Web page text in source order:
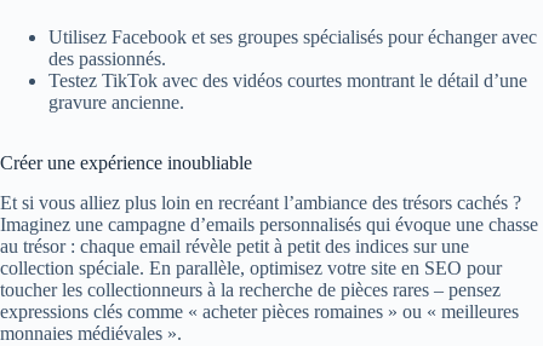
Utilisez Facebook et ses groupes spécialisés pour échanger avec
des passionnés.
Testez TikTok avec des vidéos courtes montrant le détail d’une
gravure ancienne.
Créer une expérience inoubliable
Et si vous alliez plus loin en recréant l’ambiance des trésors cachés ?
Imaginez une campagne d’emails personnalisés qui évoque une chasse
au trésor : chaque email révèle petit à petit des indices sur une
collection spéciale. En parallèle, optimisez votre site en SEO pour
toucher les collectionneurs à la recherche de pièces rares – pensez
expressions clés comme « acheter pièces romaines » ou « meilleures
monnaies médiévales ».